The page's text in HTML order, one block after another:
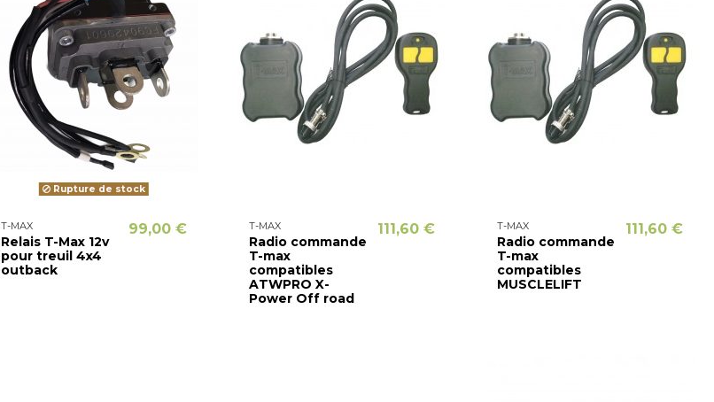
Rupture de stock
T-MAX
Relais T-Max 12v
pour treuil 4x4
outback
99,00 € T-MAX
Radio commande
T-max
compatibles
ATWPRO X-
Power Off road
111,60 € T-MAX
Radio commande
T-max
compatibles
MUSCLELIFT
111,60 €